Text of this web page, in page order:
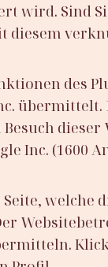
wird. Sind
diesem
des
dieser
Inc. (1600
welche